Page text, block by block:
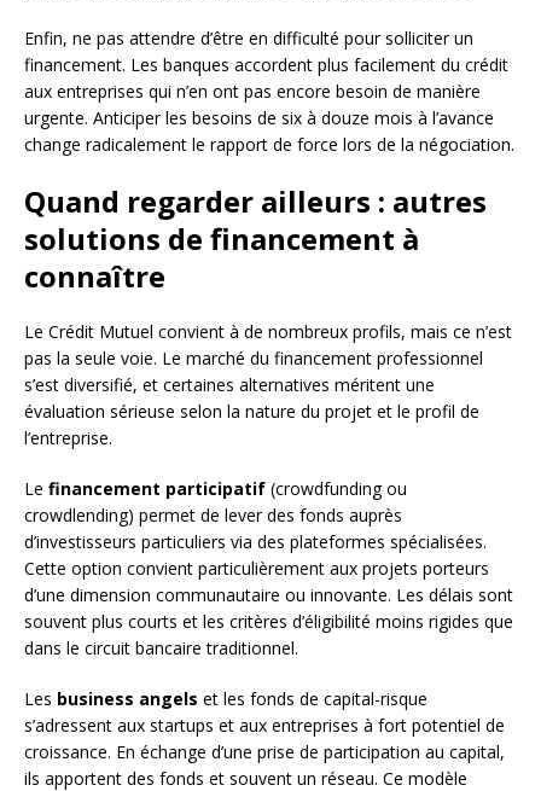
Enfin, ne pas attendre d’être en difficulté pour solliciter un
financement. Les banques accordent plus facilement du crédit
aux entreprises qui n’en ont pas encore besoin de manière
urgente. Anticiper les besoins de six à douze mois à l’avance
change radicalement le rapport de force lors de la négociation.
Quand regarder ailleurs : autres
solutions de financement à
connaître
Le Crédit Mutuel convient à de nombreux profils, mais ce n’est
pas la seule voie. Le marché du financement professionnel
s’est diversifié, et certaines alternatives méritent une
évaluation sérieuse selon la nature du projet et le profil de
l’entreprise.
Le financement participatif (crowdfunding ou
crowdlending) permet de lever des fonds auprès
d’investisseurs particuliers via des plateformes spécialisées.
Cette option convient particulièrement aux projets porteurs
d’une dimension communautaire ou innovante. Les délais sont
souvent plus courts et les critères d’éligibilité moins rigides que
dans le circuit bancaire traditionnel.
Les business angels et les fonds de capital-risque
s’adressent aux startups et aux entreprises à fort potentiel de
croissance. En échange d’une prise de participation au capital,
ils apportent des fonds et souvent un réseau. Ce modèle